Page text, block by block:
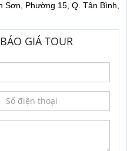
Phường 15, Q. Tân Bình,
GIÁ TOUR